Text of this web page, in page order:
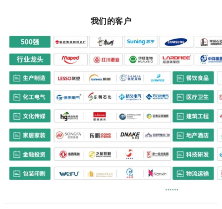
我们的客户